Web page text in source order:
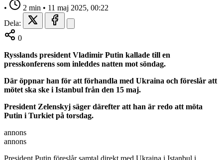
• 2 min • 11 maj 2025, 00:22
Dela:
0
Rysslands president Vladimir Putin kallade till en
presskonferens som inleddes natten mot söndag.
Där öppnar han för att förhandla med Ukraina och föreslår att
mötet ska ske i Istanbul från den 15 maj.
President Zelenskyj säger därefter att han är redo att möta
Putin i Turkiet på torsdag.
annons
annons
President Putin föreslår samtal direkt med Ukraina i Istanbul i